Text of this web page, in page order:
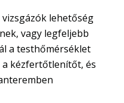
lehetőség
vagy legfeljebb
a testhőmérséklet
kézfertőtlenítőt, és